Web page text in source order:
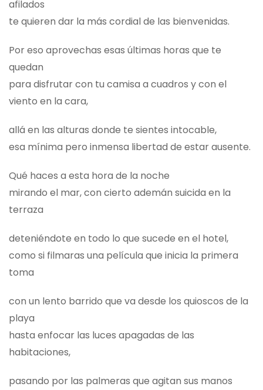
afilados
te quieren dar la más cordial de las bienvenidas.
Por eso aprovechas esas últimas horas que te
quedan
para disfrutar con tu camisa a cuadros y con el
viento en la cara,
allá en las alturas donde te sientes intocable,
esa mínima pero inmensa libertad de estar ausente.
Qué haces a esta hora de la noche
mirando el mar, con cierto ademán suicida en la
terraza
deteniéndote en todo lo que sucede en el hotel,
como si filmaras una película que inicia la primera
toma
con un lento barrido que va desde los quioscos de la
playa
hasta enfocar las luces apagadas de las
habitaciones,
pasando por las palmeras que agitan sus manos